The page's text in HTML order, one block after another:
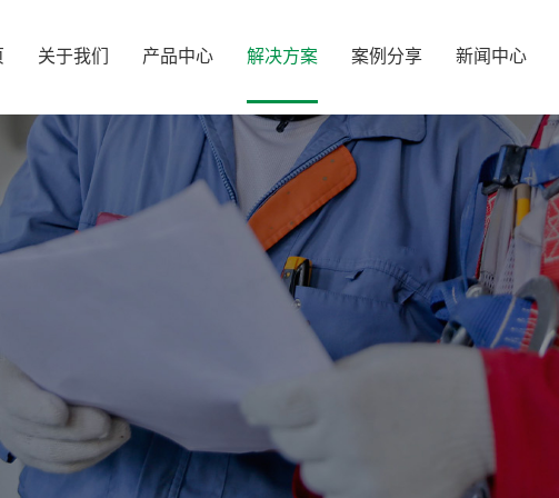
关于我们 产品中心 解决方案 案例分享 新闻中心